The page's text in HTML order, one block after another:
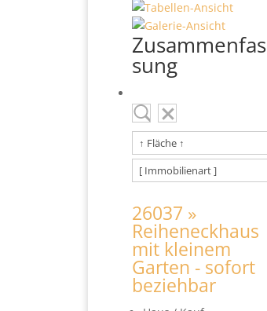
Zusammenfas
sung
26037 »
Reiheneckhaus
mit kleinem
Garten - sofort
beziehbar